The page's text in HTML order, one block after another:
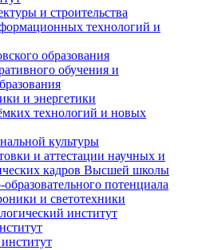
и строительства
технологий и
образования
обучения и
и энергетики
технологий и новых
культуры
и аттестации научных и
кадров Высшей школы
потенциала
и светотехники
институт